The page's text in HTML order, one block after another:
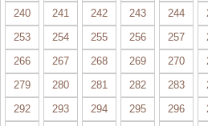
240 241 242 243 244
253 254 255 256 257
266 267 268 269 270
279 280 281 282 283
292 293 294 295 296